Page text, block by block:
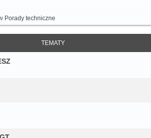
Porady techniczne
TEMATY